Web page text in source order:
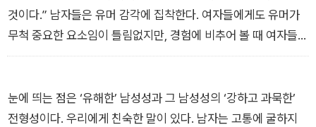
것이다.” 남자들은 유머 감각에 집착한다. 여자들에게도 유머가
무척 중요한 요소임이 틀림없지만, 경험에 비추어 볼 때 여자들은
인간관계에서 소통하는 방식에 있어 더 많은 도구를 갖추고 있다.
「2장 맨박스: 남자의 굴레」에서
눈에 띄는 점은 ‘유해한’ 남성성과 그 남성성의 ‘강하고 과묵한’
전형성이다. 우리에게 친숙한 말이 있다. 남자는 고통에 굴하지